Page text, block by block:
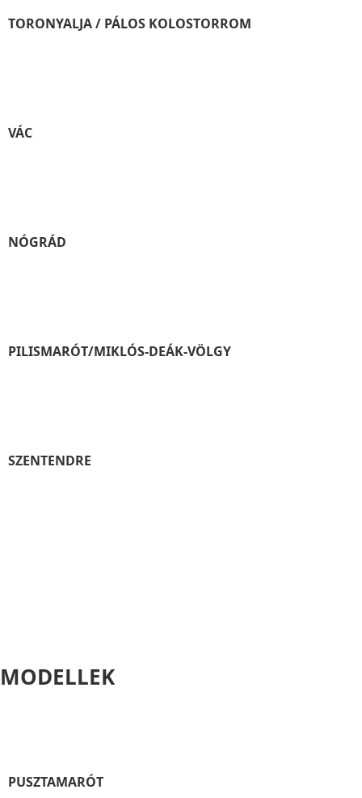
TORONYALJA / PÁLOS KOLOSTORROM
VÁC
NÓGRÁD
PILISMARÓT/MIKLÓS-DEÁK-VÖLGY
SZENTENDRE
MODELLEK
PUSZTAMARÓT